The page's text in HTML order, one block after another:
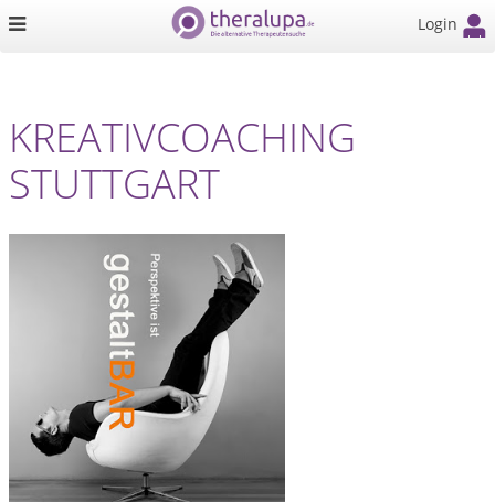
Login
KREATIVCOACHING
STUTTGART